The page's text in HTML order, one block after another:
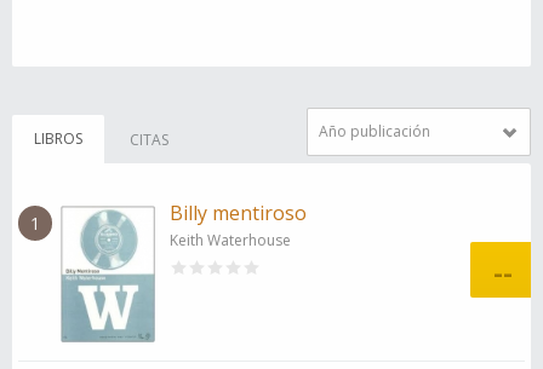
LIBROS CITAS Año publicación
1 Billy mentiroso
Keith Waterhouse
--